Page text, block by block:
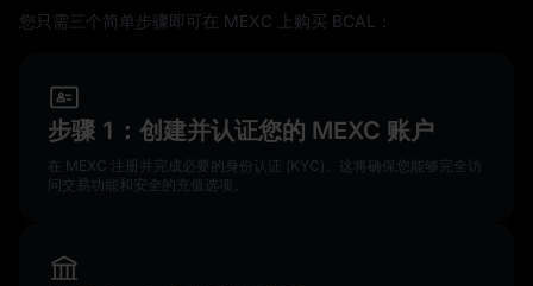
您只需三个简单步骤即可在 MEXC 上购买 BCAL：
步骤 1：创建并认证您的 MEXC 账户
在 MEXC 注册并完成必要的身份认证 (KYC)。这将确保您能够完全访
问交易功能和安全的充值选项。